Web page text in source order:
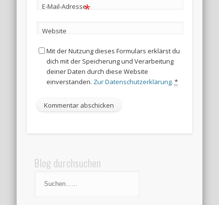
E-Mail-Adresse*
Website
Mit der Nutzung dieses Formulars erklärst du
dich mit der Speicherung und Verarbeitung
deiner Daten durch diese Website
einverstanden. Zur Datenschutzerklärung. *
Blog durchsuchen